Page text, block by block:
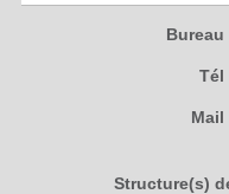
Bureau
Tél
Mail
Structure(s)